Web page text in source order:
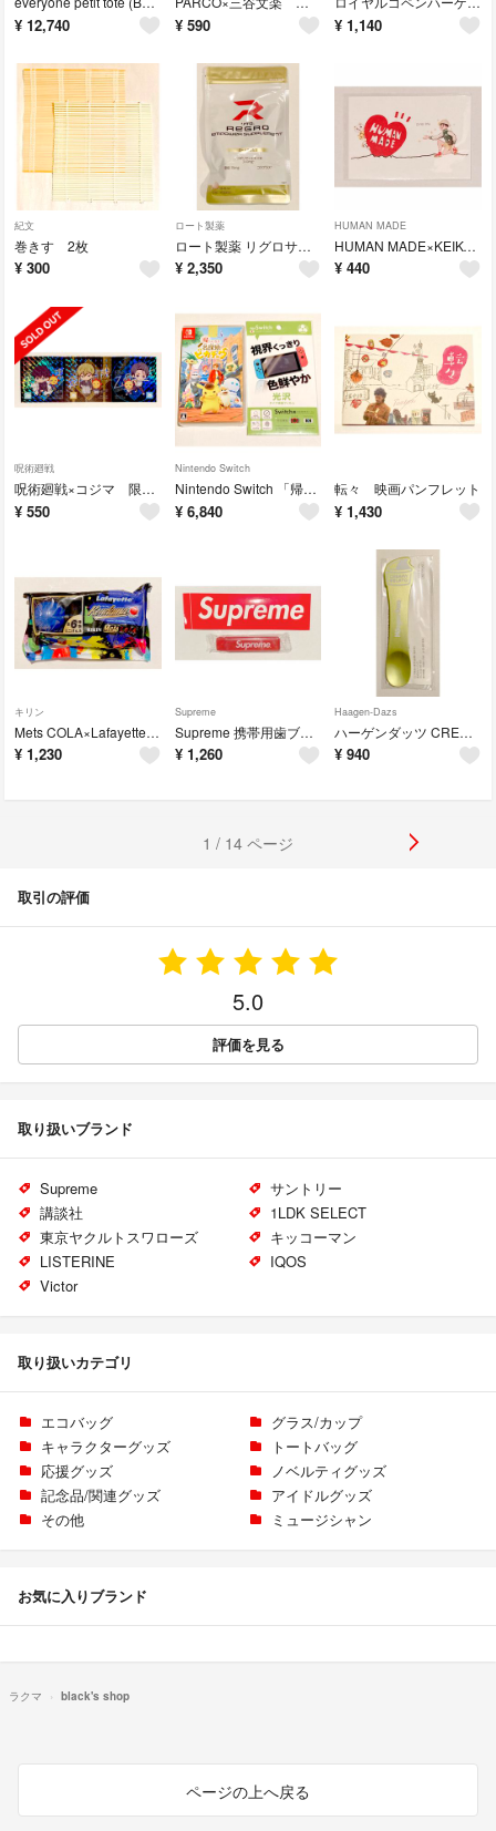
¥ 12,740 ¥ 590 ¥ 1,140
紀文
巻きす 2枚
¥ 300
ロート製薬
ロート製薬 リグロサプリEXエナジー
¥ 2,350
HUMAN MADE
HUMAN MADE×KEIKO SOOTOME ポストカード
¥ 440
呪術廻戦
呪術廻戦×コジマ 限定ホログラムステッカー
¥ 550
Nintendo Switch
Nintendo Switch 「帰ってきた名探偵ピカチュウ」
¥ 6,840
転々 映画パンフレット
¥ 1,430
キリン
Mets COLA×Lafayette オリジナルミニけん玉
¥ 1,230
Supreme
Supreme 携帯用歯ブラシ ステッカー
¥ 1,260
Haagen-Dazs
ハーゲンダッツ CREAMY GELATOイベント スプーン
¥ 940
1 / 14 ページ
取引の評価
5.0
評価を見る
取り扱いブランド
Supreme
サントリー
講談社
1LDK SELECT
東京ヤクルトスワローズ
キッコーマン
LISTERINE
IQOS
Victor
取り扱いカテゴリ
エコバッグ
グラス/カップ
キャラクターグッズ
トートバッグ
応援グッズ
ノベルティグッズ
記念品/関連グッズ
アイドルグッズ
その他
ミュージシャン
お気に入りブランド
ラクマ black's shop
ページの上へ戻る